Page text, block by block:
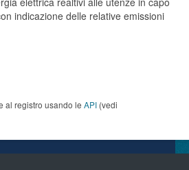
indicazione delle relative emissioni
al registro usando le API (vedi